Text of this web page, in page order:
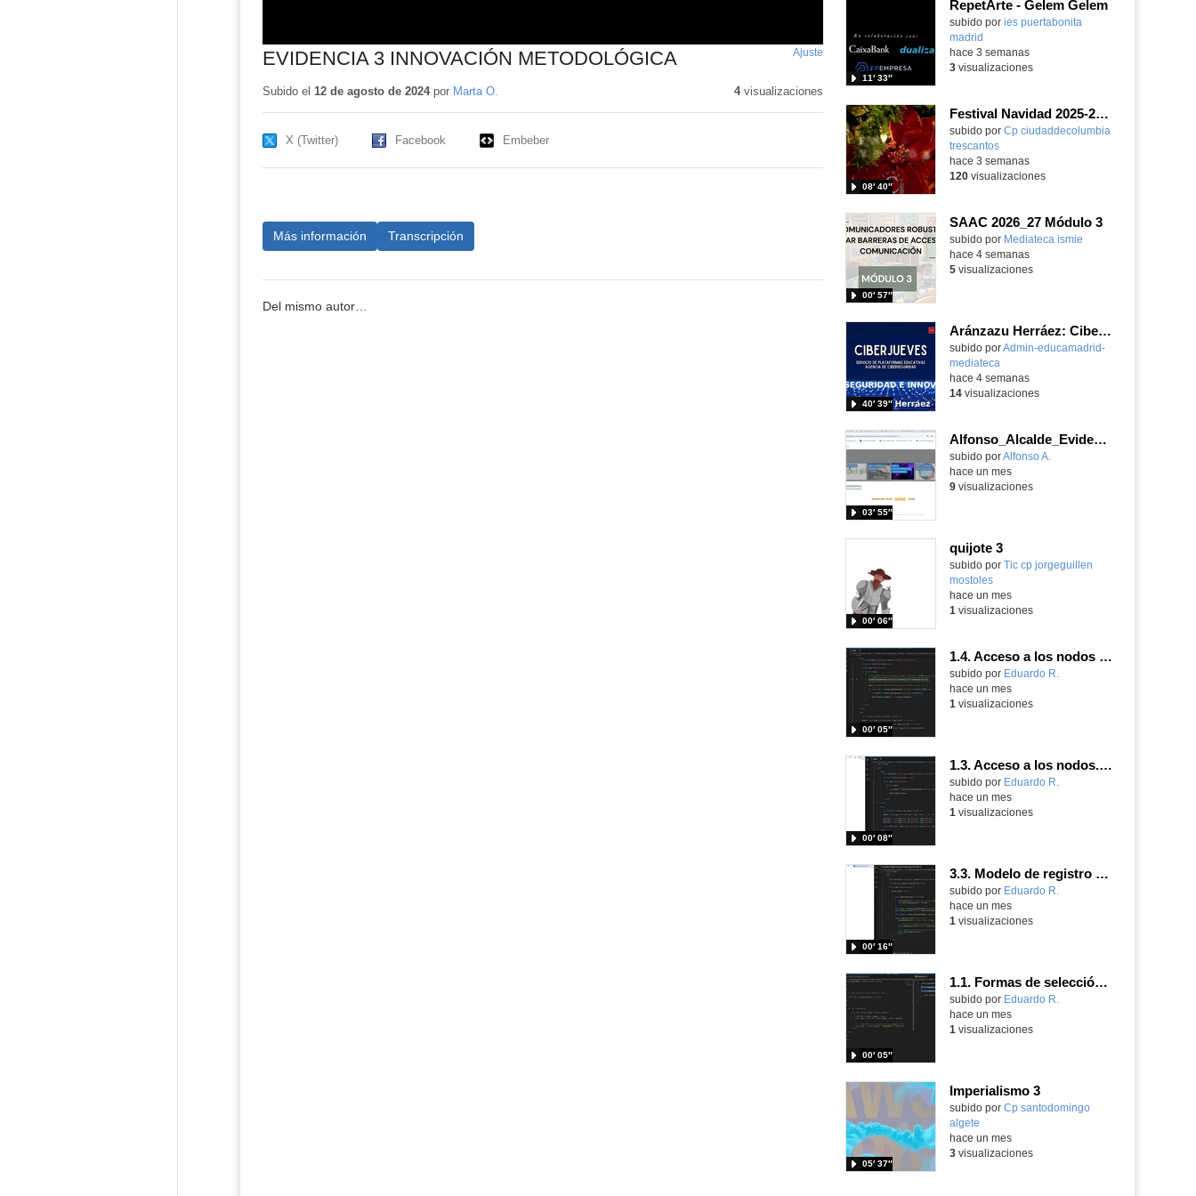
EVIDENCIA 3 INNOVACIÓN METODOLÓGICA Ajuste
pantalla
Subido el 12 de agosto de 2024por Marta O. 4visualizaciones
X (Twitter) Facebook Embeber
Más información Transcripción
Del mismo autor…
RepetArte - Gelem Gelem
subido por ies puertabonita
madrid
11′ 33″
hace 3 semanas
3visualizaciones
Festival Navidad 2025-26 - Infantil 3 años
subido por Cp ciudaddecolumbia
trescantos
08′ 40″
-
hace 3 semanas
120visualizaciones
SAAC 2026_27 Módulo 3
subido por Mediateca ismie
00′ 57″
hace 4 semanas
5visualizaciones
Aránzazu Herráez: Ciberseguridad e innovación: Protegiendo y transformando la vida digital
subido porAdmin-educamadrid-
mediateca
40′ 39″
hace 4 semanas
14visualizaciones
Alfonso_Alcalde_EvidenciaArea_3
Contenido educativo.
subido porAlfonso A.
03′ 55″
hace un mes
9visualizaciones
quijote 3
subido por Tic cp jorgeguillen
mostoles
00′ 06″
-
hace un mes
1 visualizaciones
1.4. Acceso a los nodos de tipo atributo. Parte 3.
Contenido educativo.
subido por Eduardo R.
00′ 05″
hace un mes
1 visualizaciones
1.3. Acceso a los nodos. Parte 3.
Contenido educativo.
subido por Eduardo R.
00′ 08″
hace un mes
1 visualizaciones
3.3. Modelo de registro avanzado de eventos según W3C 3.
Contenido educativo.
subido por Eduardo R.
00′ 16″
hace un mes
1 visualizaciones
1.1. Formas de selección del objeto Form 3
Contenido educativo.
subido por Eduardo R.
00′ 05″
hace un mes
1 visualizaciones
Imperialismo 3
Contenido educativo.
subido por Cp santodomingo
algete
05′ 37″
hace un mes
3visualizaciones